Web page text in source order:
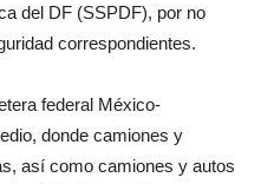
del DF (SSPDF), por no
correspondientes.
federal México-
donde camiones y
así como camiones y autos